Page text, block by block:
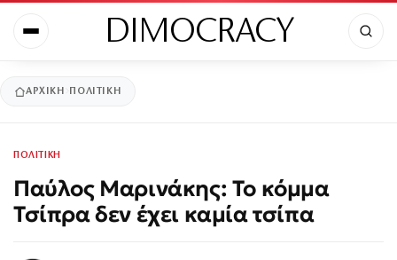
DIMOCRACY
ΑΡΧΙΚΉ ΠΟΛΙΤΙΚΗ
ΠΟΛΙΤΙΚΗ
Παύλος Μαρινάκης: Το κόμμα
Τσίπρα δεν έχει καμία τσίπα